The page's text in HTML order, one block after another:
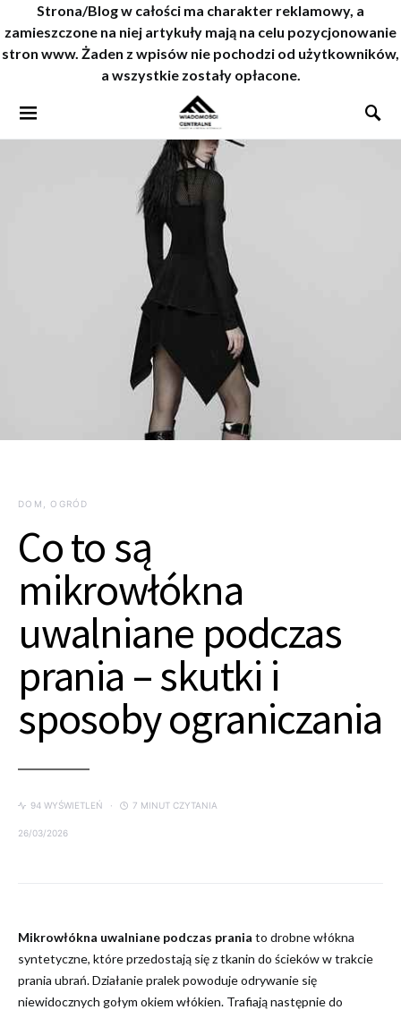
Strona/Blog w całości ma charakter reklamowy, a
zamieszczone na niej artykuły mają na celu pozycjonowanie
stron www. Żaden z wpisów nie pochodzi od użytkowników,
a wszystkie zostały opłacone.
DOM, OGRÓD
Co to są
mikrowłókna
uwalniane podczas
prania – skutki i
sposoby ograniczania
94 WYŚWIETLEŃ 7 MINUT CZYTANIA
26/03/2026
Mikrowłókna uwalniane podczas prania to drobne włókna
syntetyczne, które przedostają się z tkanin do ścieków w trakcie
prania ubrań. Działanie pralek powoduje odrywanie się
niewidocznych gołym okiem włókien. Trafiają następnie do